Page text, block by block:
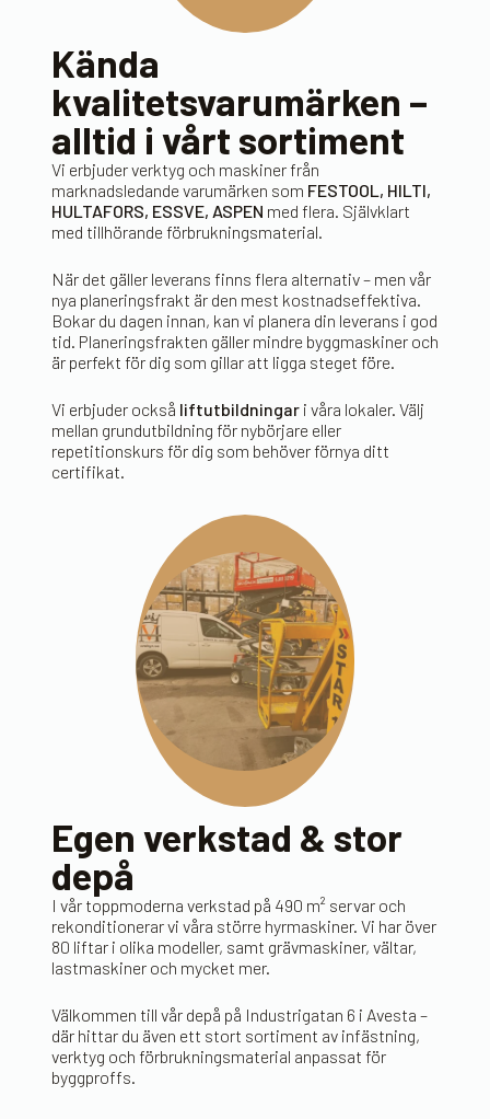
Kända
kvalitetsvarumärken –
alltid i vårt sortiment
Vi erbjuder verktyg och maskiner från
marknadsledande varumärken som FESTOOL, HILTI,
HULTAFORS, ESSVE, ASPEN med flera. Självklart
med tillhörande förbrukningsmaterial.
När det gäller leverans finns flera alternativ – men vår
nya planeringsfrakt är den mest kostnadseffektiva.
Bokar du dagen innan, kan vi planera din leverans i god
tid. Planeringsfrakten gäller mindre byggmaskiner och
är perfekt för dig som gillar att ligga steget före.
Vi erbjuder också liftutbildningari våra lokaler. Välj
mellan grundutbildning för nybörjare eller
repetitionskurs för dig som behöver förnya ditt
certifikat.
Egen verkstad & stor
depå
I vår toppmoderna verkstad på 490 m² servar och
rekonditionerar vi våra större hyrmaskiner. Vi har över
80 liftar i olika modeller, samt grävmaskiner, vältar,
lastmaskiner och mycket mer.
Välkommen till vår depå på Industrigatan 6 i Avesta –
där hittar du även ett stort sortiment av infästning,
verktyg och förbrukningsmaterial anpassat för
byggproffs.